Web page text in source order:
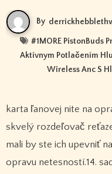
By
#1MORE PistonBuds
Aktívnym Potlačením
Wireless Anc S
karta ľanovej nite na opravu roztrhnutých pneumatík.12.
skvelý rozdeľovač
mali by ste ich upevniť
opravu netesností.14.